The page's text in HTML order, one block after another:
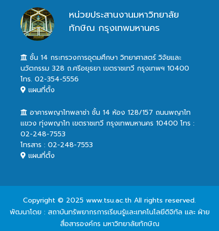
หน่วยประสานงานมหาวิทยาลัย
ทักษิณ กรุงเทพมหานคร
ชั้น 14 กระทรวงการอุดมศึกษา วิทยาศาสตร์ วิจัยและ
นวัตกรรม 328 ถ.ศรีอยุธยา เขตราชเทวี กรุงเทพฯ 10400
โทร. 02-354-5556
แผนที่ตั้ง
อาคารพญาไทพลาซ่า ชั้น 14 ห้อง 128/157 ถนนพญาไท
แขวง ทุ่งพญาไท เขตราชเทวี กรุงเทพมหานคร 10400 โทร :
02-248-7553
โทรสาร : 02-248-7553
แผนที่ตั้ง
Copyright © 2025 www.tsu.ac.th All rights reserved.
พัฒนาโดย : สถาบันทรัพยากรการเรียนรู้และเทคโนโลยีดิจิทัล และ ฝ่าย
สื่อสารองค์กร มหาวิทยาลัยทักษิณ